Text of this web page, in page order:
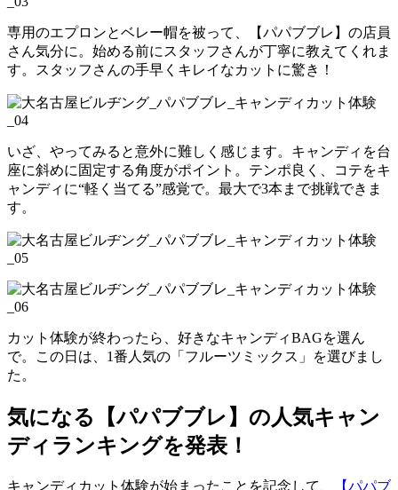
専用のエプロンとベレー帽を被って、【パパブブレ】の店員
さん気分に。始める前にスタッフさんが丁寧に教えてくれま
す。スタッフさんの手早くキレイなカットに驚き！
いざ、やってみると意外に難しく感じます。キャンディを台
座に斜めに固定する角度がポイント。テンポ良く、コテをキ
ャンディに“軽く当てる”感覚で。最大で3本まで挑戦できま
す。
カット体験が終わったら、好きなキャンディBAGを選ん
で。この日は、1番人気の「フルーツミックス」を選びまし
た。
気になる【パパブブレ】の人気キャン
ディランキングを発表！
キャンディカット体験が始まったことを記念して、 【パパブ